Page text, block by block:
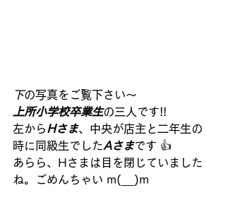
下の写真をご覧下さい～
上所小学校卒業生の三人です!!
左からHさま、中央が店主と二年生の
時に同級生でしたAさまです 👍
あらら、Hさまは目を閉じていました
ね。ごめんちゃい m(__)m